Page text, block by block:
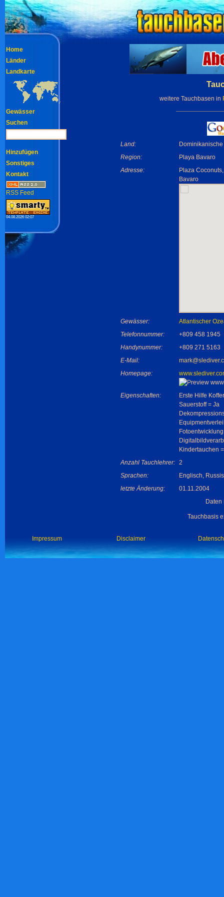
weitere Tauchbasen in
Land:
Region:
Playa Bavaro
Adresse:
Plaza
Bavaro
Gewässer:
Atlantischer
Telefonnummer:
+809 458 1945
Handynummer:
+809 271 5163
E-Mail:
Homepage:
Eigenschaften:
Erste Hilfe
Sauerstoff = Ja
Kindertauchen
Anzahl Tauchlehrer: 2
Sprachen:
Englisch,
letzte Änderung:
01.11.2004
Tauchbasis
Home
Länder
Landkarte
Gewässer
Suchen
Hinzufügen
Sonstiges
Kontakt
RSS Feed
04.08.2026 02:07
Impressum Disclaimer